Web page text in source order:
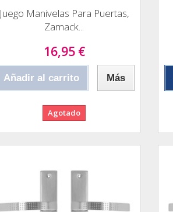
Juego Manivelas Para Puertas,
Zamack...
16,95 €
Añadir al carrito Más
Agotado